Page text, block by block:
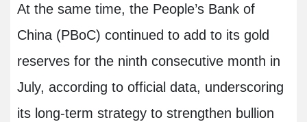
At the same time, the People’s Bank of
China (PBoC) continued to add to its gold
reserves for the ninth consecutive month in
July, according to official data, underscoring
its long-term strategy to strengthen bullion